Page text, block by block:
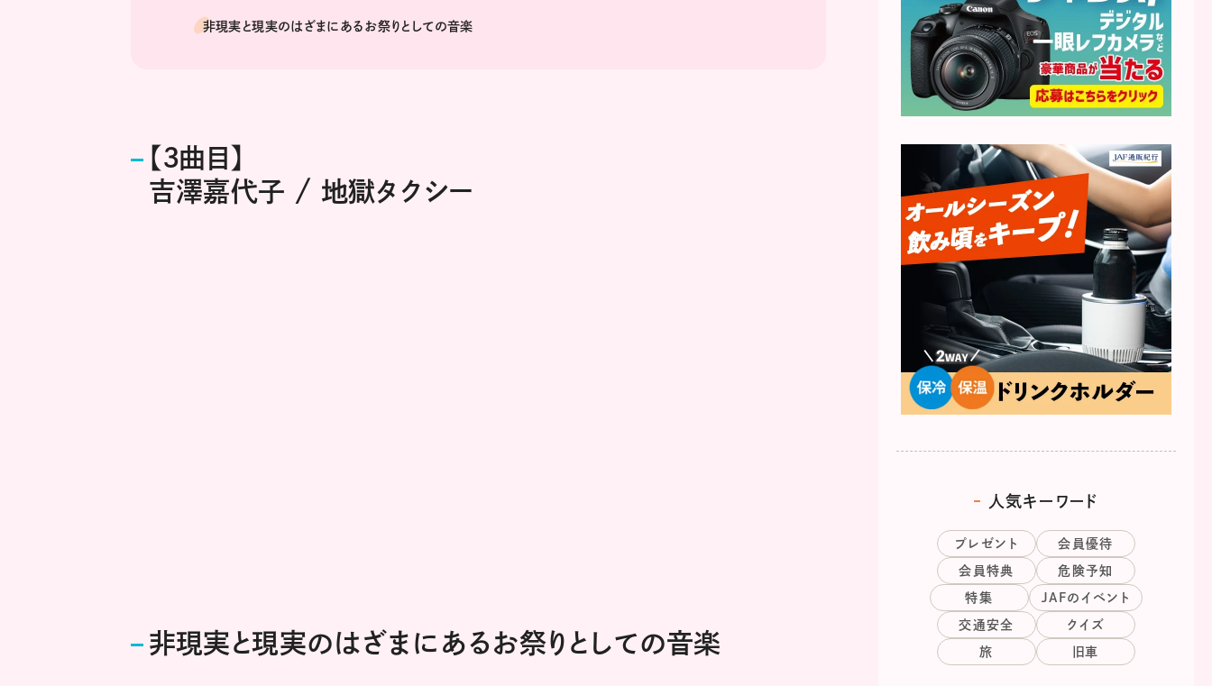
非現実と現実のはざまにあるお祭りとしての音楽
【3曲目】
吉澤嘉代子 / 地獄タクシー
非現実と現実のはざまにあるお祭りとしての音楽
人気キーワード
プレゼント 会員優待
会員特典 危険予知
特集 JAFのイベント
交通安全 クイズ
旅 旧車